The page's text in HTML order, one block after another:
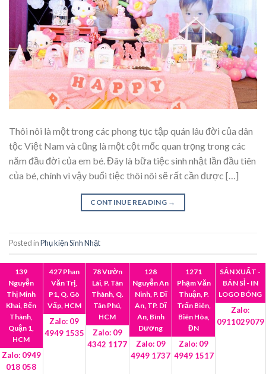
Thôi nôi là một trong các phong tục tập quán lâu đời của dân
tộc Việt Nam và cũng là một cột mốc quan trọng trong các
năm đầu đời của em bé. Đây là bữa tiệc sinh nhật lần đầu tiên
của bé, chính vì vậy buổi tiệc thôi nôi sẽ rất cần được […]
CONTINUE READING →
Posted inPhụ kiện Sinh Nhật
1 3 4 5 6 7
LATEST POSTS
20
5 loại thuốc xịt côn trùng tốt nhất để kiểm soát dịch
139
Nguyễn
Thị Minh
Khai, Bến
Thành,
Quận 1,
HCM
Zalo: 0949
018 058
427 Phan
Văn Trị,
P1, Q. Gò
Vấp, HCM
Zalo: 09
4949 1535
78 Vườn
Lài, P. Tân
Thành, Q.
Tân Phú,
HCM
Zalo: 09
4342 1177
128
Nguyễn An
Ninh, P. Dĩ
An, TP. Dĩ
An, Bình
Dương
Zalo: 09
4949 1737
1271
Phạm Văn
Thuận, P.
Trấn Biên,
Biên Hòa,
ĐN
Zalo: 09
4949 1517
SẢN XUẤT -
BÁN SỈ - IN
LOGO BÓNG
Zalo:
0911029079